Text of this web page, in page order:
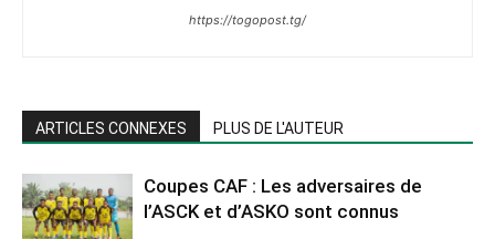
https://togopost.tg/
ARTICLES CONNEXES PLUS DE L'AUTEUR
Coupes CAF : Les adversaires de
l’ASCK et d’ASKO sont connus